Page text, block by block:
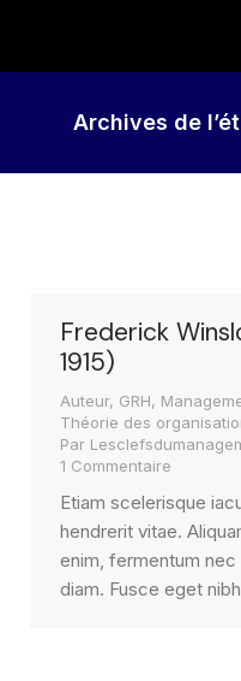
Archives de
Frederick
1915)
Auteur, GRH,
Théorie des
Par
1 Commentaire
Etiam scelerisque
hendrerit vitae.
enim, fermentum
diam. Fusce eget